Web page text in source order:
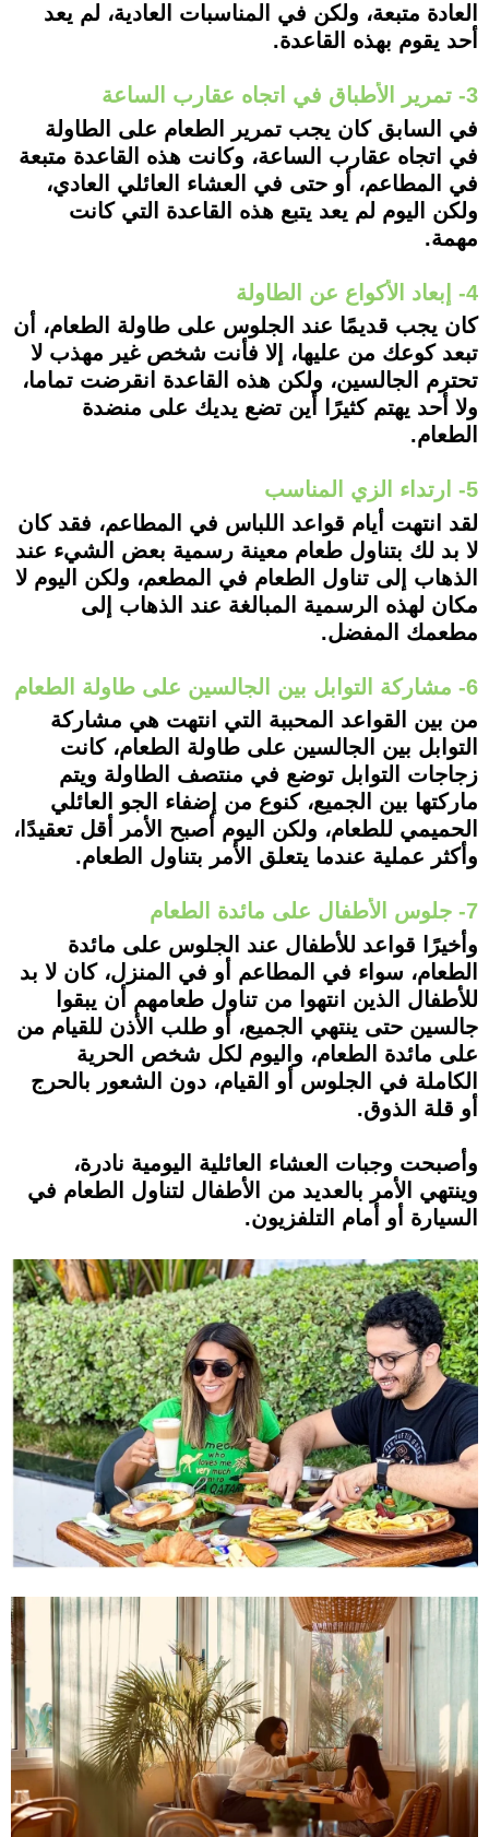
العادة متبعة، ولكن في المناسبات العادية، لم يعد
أحد يقوم بهذه القاعدة.
3- تمرير الأطباق في اتجاه عقارب الساعة
في السابق كان يجب تمرير الطعام على الطاولة
في اتجاه عقارب الساعة، وكانت هذه القاعدة متبعة
في المطاعم، أو حتى في العشاء العائلي العادي،
ولكن اليوم لم يعد يتبع هذه القاعدة التي كانت
مهمة.
4- إبعاد الأكواع عن الطاولة
كان يجب قديمًا عند الجلوس على طاولة الطعام، أن
تبعد كوعك من عليها، إلا فأنت شخص غير مهذب لا
تحترم الجالسين، ولكن هذه القاعدة انقرضت تماما،
ولا أحد يهتم كثيرًا أين تضع يديك على منضدة
الطعام.
5- ارتداء الزي المناسب
لقد انتهت أيام قواعد اللباس في المطاعم، فقد كان
لا بد لك بتناول طعام معينة رسمية بعض الشيء عند
الذهاب إلى تناول الطعام في المطعم، ولكن اليوم لا
مكان لهذه الرسمية المبالغة عند الذهاب إلى
مطعمك المفضل.
6- مشاركة التوابل بين الجالسين على طاولة الطعام
من بين القواعد المحببة التي انتهت هي مشاركة
التوابل بين الجالسين على طاولة الطعام، كانت
زجاجات التوابل توضع في منتصف الطاولة ويتم
ماركتها بين الجميع، كنوع من إضفاء الجو العائلي
الحميمي للطعام، ولكن اليوم أصبح الأمر أقل تعقيدًا،
وأكثر عملية عندما يتعلق الأمر بتناول الطعام.
7- جلوس الأطفال على مائدة الطعام
وأخيرًا قواعد للأطفال عند الجلوس على مائدة
الطعام، سواء في المطاعم أو في المنزل، كان لا بد
للأطفال الذين انتهوا من تناول طعامهم أن يبقوا
جالسين حتى ينتهي الجميع، أو طلب الأذن للقيام من
على مائدة الطعام، واليوم لكل شخص الحرية
الكاملة في الجلوس أو القيام، دون الشعور بالحرج
أو قلة الذوق.
وأصبحت وجبات العشاء العائلية اليومية نادرة،
وينتهي الأمر بالعديد من الأطفال لتناول الطعام في
السيارة أو أمام التلفزيون.